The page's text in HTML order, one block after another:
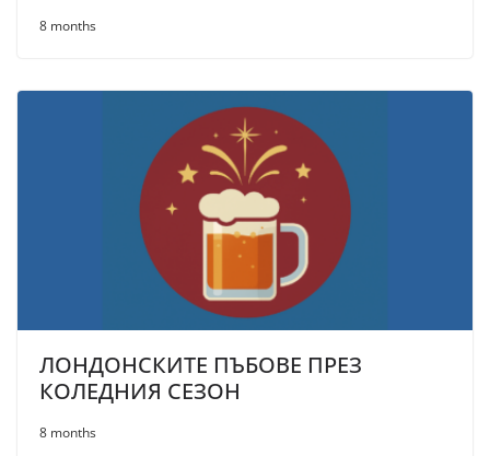
8 months
ЛОНДОНСКИТЕ ПЪБОВЕ ПРЕЗ
КОЛЕДНИЯ СЕЗОН
8 months